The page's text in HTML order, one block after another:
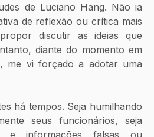
de Luciano Hang. Não ia
de reflexão ou crítica mais
discutir as ideias que
diante do momento em
me vi forçado a adotar uma
há tempos. Seja humilhando
seus funcionários, seja